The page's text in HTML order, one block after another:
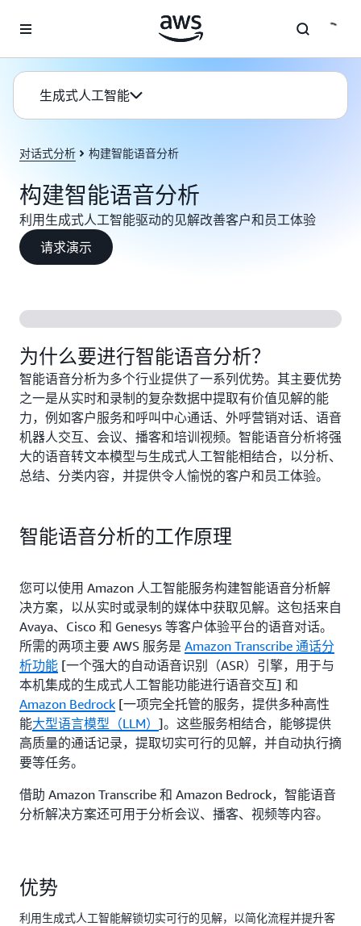
生成式人工智能
对话式分析 构建智能语音分析
构建智能语音分析
利用生成式人工智能驱动的见解改善客户和员工体验
请求演示
为什么要进行智能语音分析？
智能语音分析为多个行业提供了一系列优势。其主要优势
之一是从实时和录制的复杂数据中提取有价值见解的能
力，例如客户服务和呼叫中心通话、外呼营销对话、语音
机器人交互、会议、播客和培训视频。智能语音分析将强
大的语音转文本模型与生成式人工智能相结合，以分析、
总结、分类内容，并提供令人愉悦的客户和员工体验。
智能语音分析的工作原理
您可以使用 Amazon 人工智能服务构建智能语音分析解
决方案，以从实时或录制的媒体中获取见解。这包括来自
Avaya、Cisco 和 Genesys 等客户体验平台的语音对话。
所需的两项主要 AWS 服务是 Amazon Transcribe 通话分
析功能 [一个强大的自动语音识别（ASR）引擎，用于与
本机集成的生成式人工智能功能进行语音交互] 和
Amazon Bedrock [一项完全托管的服务，提供多种高性
能大型语言模型（LLM） ]。这些服务相结合，能够提供
高质量的通话记录，提取切实可行的见解，并自动执行摘
要等任务。
借助 Amazon Transcribe 和 Amazon Bedrock，智能语音
分析解决方案还可用于分析会议、播客、视频等内容。
优势
利用生成式人工智能解锁切实可行的见解，以简化流程并提升客